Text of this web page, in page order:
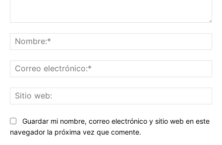
Guardar mi nombre, correo electrónico y sitio web en este
navegador la próxima vez que comente.